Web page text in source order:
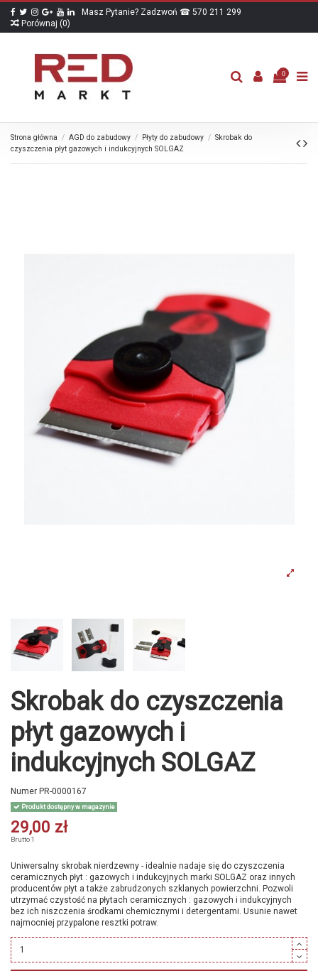
Masz Pytanie? Zadzwoń ☎ 570 211 299
Porównaj (0)
0
Strona główna AGD do zabudowy Płyty do zabudowy
Skrobak do
czyszczenia płyt gazowych i indukcyjnych SOLGAZ
Skrobak do czyszczenia
płyt gazowych i
indukcyjnych SOLGAZ
Numer PR-0000167
Produkt dostępny w magazynie
29,00 zł
Brutto1
Uniwersalny skrobak nierdzewny - idealnie nadaje się do czyszczenia
ceramicznych płyt : gazowych i indukcyjnych marki SOLGAZ oraz innych
producentów płyt a także zabrudzonych szklanych powierzchni. Pozwoli
utrzymać czystość na płytach ceramicznych : gazowych i indukcyjnych
bez ich niszczenia środkami chemicznymi i detergentami. Usunie nawet
najmocniej przypalone resztki potraw.